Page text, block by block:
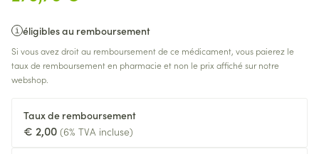
éligibles au remboursement
Si vous avez droit au remboursement de ce médicament, vous paierez le
taux de remboursement en pharmacie et non le prix affiché sur notre
webshop.
Taux de remboursement
€ 2,00 (6% TVA incluse)